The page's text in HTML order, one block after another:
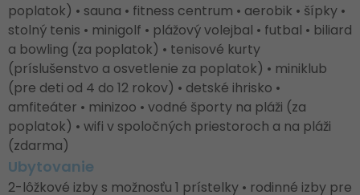
poplatok) • sauna • fitness centrum • aerobik • šípky •
stolný tenis • minigolf • plážový volejbal • futbal • biliard
a bowling (za poplatok) • tenisové kurty
(príslušenstvo a osvetlenie za poplatok) • miniklub
(pre deti od 4 do 12 rokov) • detské ihrisko •
amfiteáter • minizoo • vodné športy na pláži (za
poplatok) • wifi v spoločných priestoroch a na pláži
(zdarma)
Ubytovanie
2-lôžkové izby s možnosťu 1 prístelky • rodinné izby pre